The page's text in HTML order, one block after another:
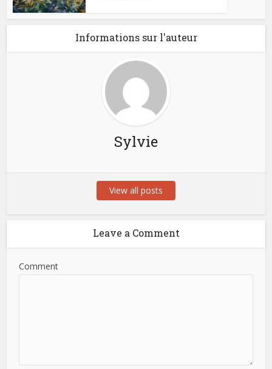
Informations sur l'auteur
Sylvie
View all posts
Leave a Comment
Comment